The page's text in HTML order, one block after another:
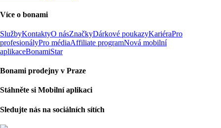
Více o bonami
SlužbyKontaktyO násZnačkyDárkové poukazyKariéraPro
profesionályPro médiaAffiliate programNová mobilní
aplikaceBonamiStar
Bonami prodejny v Praze
Stáhněte si Mobilní aplikaci
Sledujte nás na sociálních sítích